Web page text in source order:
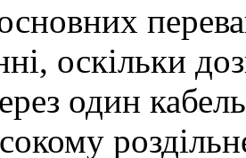
оскільки
один